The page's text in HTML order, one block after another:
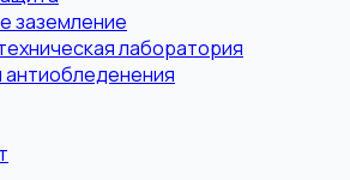
заземление
лаборатория